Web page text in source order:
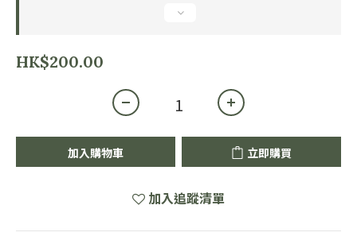
HK$200.00
加入購物車 立即購買
加入追蹤清單